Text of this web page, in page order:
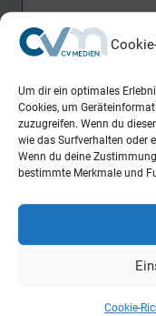
Um dir ein optimales
Cookies, um
zuzugreifen. Wenn du
wie das Surfverhalten oder
Wenn du deine
bestimmte Merkmale und
Cookie-
Regie
Kamera
Markus Nestroy
Tätigkeit CVM
Pantaleon Films
Warner Bros.